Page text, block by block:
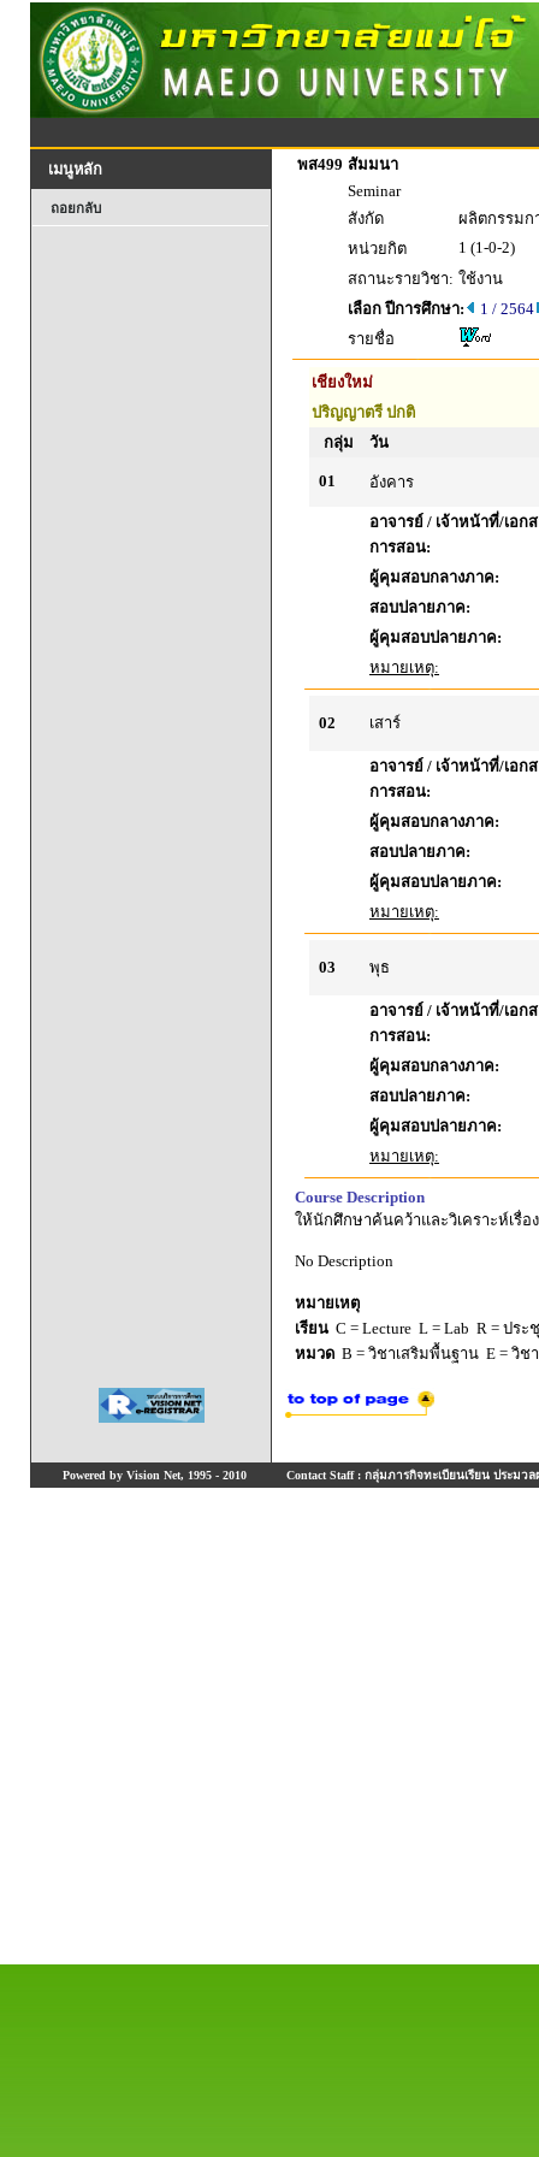
เมนูหลัก
ถอยกลับ
พส499 สัมมนา
Seminar
สังกัด
ผลิตกรรมก
หน่วยกิต
1 (1-0-2)
สถานะรายวิชา: ใช้งาน
เลือก ปีการศึกษา:
1 / 2564
รายชื่อ
เชียงใหม่
ปริญญาตรี ปกติ
กลุ่ม
วัน
01 อังคาร
อาจารย์ / เจ้าหน้าที่/เอก
การสอน:
ผู้คุมสอบกลางภาค:
สอบปลายภาค:
ผู้คุมสอบปลายภาค:
หมายเหตุ:
02 เสาร์
อาจารย์ / เจ้าหน้าที่/เอก
การสอน:
ผู้คุมสอบกลางภาค:
สอบปลายภาค:
ผู้คุมสอบปลายภาค:
หมายเหตุ:
03 พุธ
อาจารย์ / เจ้าหน้าที่/เอก
การสอน:
ผู้คุมสอบกลางภาค:
สอบปลายภาค:
ผู้คุมสอบปลายภาค:
หมายเหตุ:
Course Description
ให้นักศึกษาค้นคว้าและวิเคราะห์เรื่
No Description
หมายเหตุ
เรียน C = Lecture L = Lab R = ประ
หมวด B = วิชาเสริมพื้นฐาน E = วิช
Powered by Vision Net, 1995 - 2010 Contact Staff : กลุ่มภารกิจทะเบียนเรียน ประมวล